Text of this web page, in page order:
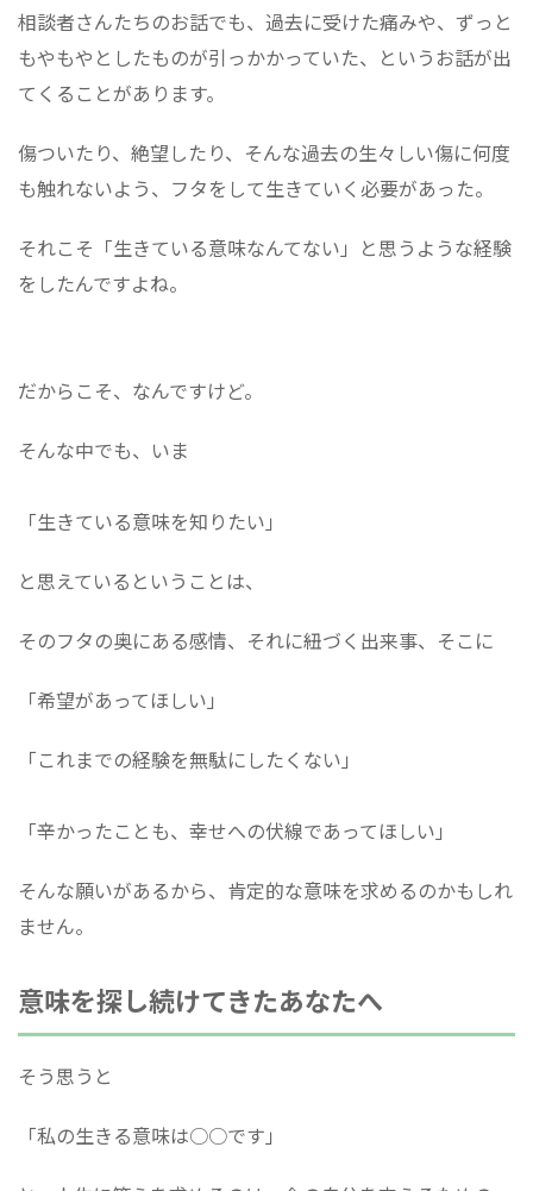
相談者さんたちのお話でも、過去に受けた痛みや、ずっと
もやもやとしたものが引っかかっていた、というお話が出
てくることがあります。
傷ついたり、絶望したり、そんな過去の生々しい傷に何度
も触れないよう、フタをして生きていく必要があった。
それこそ「生きている意味なんてない」と思うような経験
をしたんですよね。
だからこそ、なんですけど。
そんな中でも、いま
「生きている意味を知りたい」
と思えているということは、
そのフタの奥にある感情、それに紐づく出来事、そこに
「希望があってほしい」
「これまでの経験を無駄にしたくない」
「辛かったことも、幸せへの伏線であってほしい」
そんな願いがあるから、肯定的な意味を求めるのかもしれ
ません。
意味を探し続けてきたあなたへ
そう思うと
「私の生きる意味は○○です」